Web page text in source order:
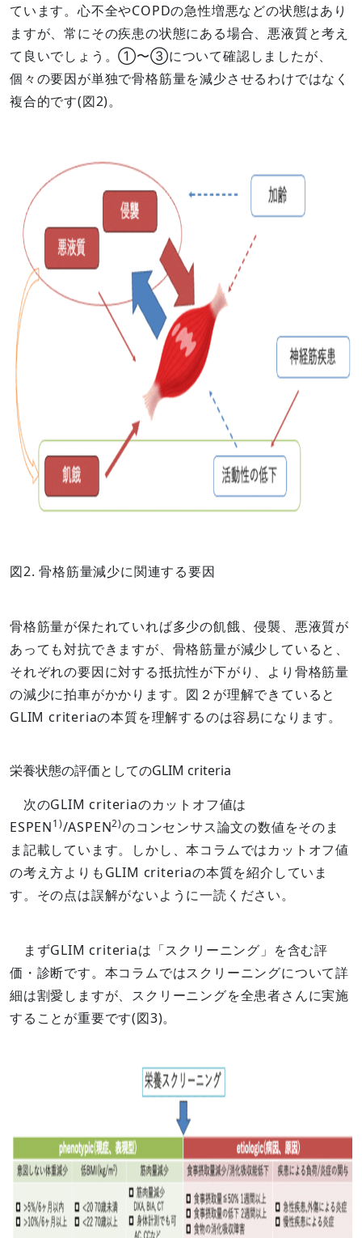
ています。心不全やCOPDの急性増悪などの状態はあり
ますが、常にその疾患の状態にある場合、悪液質と考え
て良いでしょう。①〜③について確認しましたが、
個々の要因が単独で骨格筋量を減少させるわけではなく
複合的です(図2)。
図2. 骨格筋量減少に関連する要因
骨格筋量が保たれていれば多少の飢餓、侵襲、悪液質が
あっても対抗できますが、骨格筋量が減少していると、
それぞれの要因に対する抵抗性が下がり、より骨格筋量
の減少に拍車がかかります。図２が理解できていると
GLIM criteriaの本質を理解するのは容易になります。
栄養状態の評価としてのGLIM criteria
次のGLIM criteriaのカットオフ値は
ESPEN1)/ASPEN2)のコンセンサス論文の数値をそのま
ま記載しています。しかし、本コラムではカットオフ値
の考え方よりもGLIM criteriaの本質を紹介していま
す。その点は誤解がないように一読ください。
まずGLIM criteriaは「スクリーニング」を含む評
価・診断です。本コラムではスクリーニングについて詳
細は割愛しますが、スクリーニングを全患者さんに実施
することが重要です(図3)。